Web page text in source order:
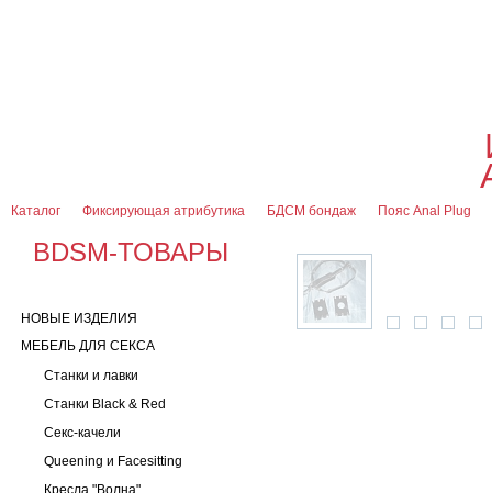
Каталог Фиксирующая атрибутика БДСМ бондаж Пояс Anal Plug
BDSM-ТОВАРЫ
НОВЫЕ ИЗДЕЛИЯ
МЕБЕЛЬ ДЛЯ СЕКСА
Станки и лавки
Станки Black & Red
Секс-качели
Queening и Facesitting
Кресла "Волна"